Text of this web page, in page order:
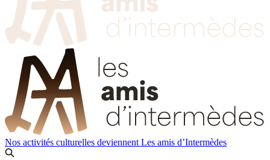
Nos activités culturelles deviennent Les amis d’Intermèdes